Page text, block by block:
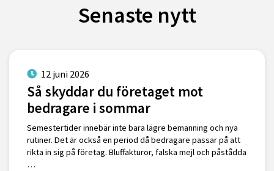
Senaste nytt
12 juni 2026
Så skyddar du företaget mot
bedragare i sommar
Semestertider innebär inte bara lägre bemanning och nya
rutiner. Det är också en period då bedragare passar på att
rikta in sig på företag. Bluffakturor, falska mejl och påstådda
…